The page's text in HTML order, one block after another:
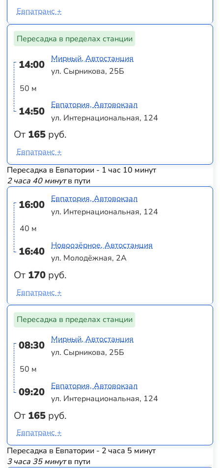
Евпатранс +
Пересадка в пределах станции
14:00
50 м
14:50
От 165 руб.
Мирный, Автостанция
ул. Сырникова, 25Б
Евпатория, Автовокзал
ул. Интернациональная, 124
Евпатранс +
Пересадка в Евпатории - 1 час 10 минут
2 часа 40 минутв пути
16:00
40 м
16:40
От 170 руб.
Евпатория, Автовокзал
ул. Интернациональная, 124
Новоозёрное, Автостанция
ул. Молодёжная, 2А
Евпатранс +
Пересадка в пределах станции
08:30
50 м
09:20
От 165 руб.
Мирный, Автостанция
ул. Сырникова, 25Б
Евпатория, Автовокзал
ул. Интернациональная, 124
Евпатранс +
Пересадка в Евпатории - 2 часа 5 минут
3 часа 35 минутв пути